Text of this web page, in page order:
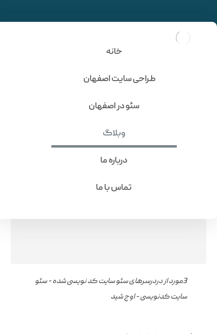
خانه
طراحی سایت اصفهان
سئو در اصفهان
وبلاگ
درباره ما
تماس با ما
3 مورد از دردرسرهای سئو
سایت کدنویسی شده !
3مورد از دردرسرهای سئو سایت کد نویسی شده - سئو
سایت کدنویسی - اوج شید